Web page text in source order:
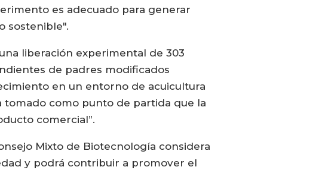
es adecuado para generar
sostenible".
liberación experimental de 303
de padres modificados
en un entorno de acuicultura
tomado como punto de partida que la
comercial”.
Mixto de Biotecnología considera
y podrá contribuir a promover el